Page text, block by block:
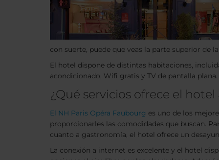
con suerte, puede que veas la parte superior de
El hotel dispone de distintas habitaciones,
acondicionado, Wifi gratis y TV de pantalla plana.
¿Qué servicios ofrece el hotel
El NH Paris Opéra Faubourg es uno de los
proporcionarles las comodidades que buscan.
cuanto a gastronomía, el hotel ofrece un
La conexión a internet es excelente y el hotel